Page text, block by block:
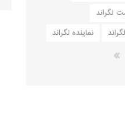
لگراند
نماینده لگراند